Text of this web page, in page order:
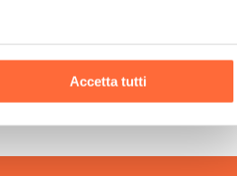
Accetta tutti